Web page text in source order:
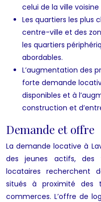
celui de la ville
Les quartiers les plus
centre-ville et des
les quartiers
abordables.
L’augmentation des
forte demande
disponibles et à
construction et
Demande et offre
La demande locative à
des jeunes actifs, des
locataires recherchent
situés à proximité des
commerces. L’offre de